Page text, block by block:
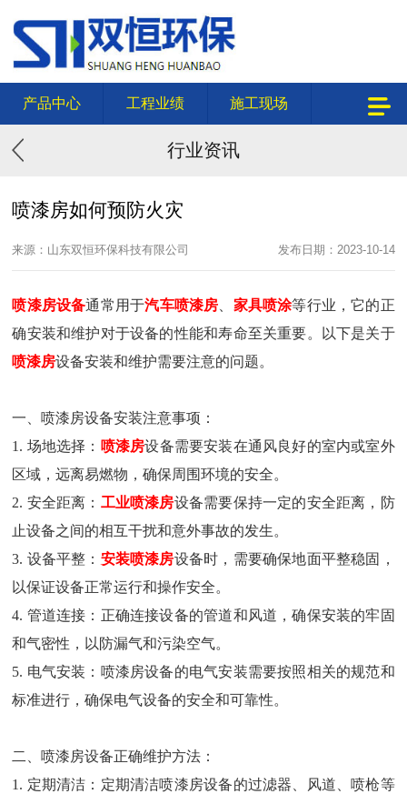
产品中心 工程业绩 施工现场
行业资讯
喷漆房如何预防火灾
来源：山东双恒环保科技有限公司 发布日期：2023-10-14
喷漆房设备通常用于汽车喷漆房 家具喷涂等行业，它的正
确安装和维护对于设备的性能和寿命至关重要。以下是关于
喷漆房设备安装和维护需要注意的问题。
一、喷漆房设备安装注意事项：
1. 场地选择： 喷漆房设备需要安装在通风良好的室内或室外
区域，远离易燃物，确保周围环境的安全。
2. 安全距离： 工业喷漆房设备需要保持一定的安全距离，防
止设备之间的相互干扰和意外事故的发生。
3. 设备平整： 安装喷漆房设备时，需要确保地面平整稳固，
以保证设备正常运行和操作安全。
4. 管道连接：正确连接设备的管道和风道，确保安装的牢固
和气密性，以防漏气和污染空气。
5. 电气安装：喷漆房设备的电气安装需要按照相关的规范和
标准进行，确保电气设备的安全和可靠性。
二、喷漆房设备正确维护方法：
1. 定期清洁：定期清洁喷漆房设备的过滤器、风道、喷枪等